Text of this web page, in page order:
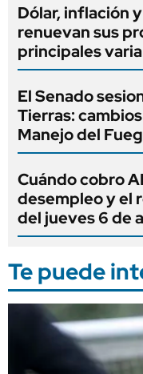
Dólar, inflación
renuevan sus
principales
El Senado
Tierras:
Manejo del
Cuándo cobro
desempleo y el
del jueves 6 de
Te puede